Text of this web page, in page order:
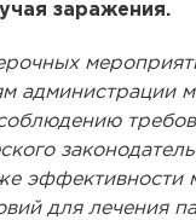
заражения.
администрации
эффективности
для лечения